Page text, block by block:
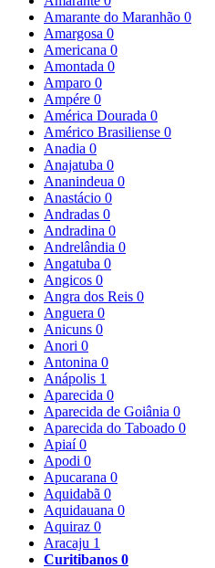
Amarante do Maranhão 0
Amargosa 0
Americana 0
Amontada 0
Amparo 0
Ampére 0
América Dourada 0
Américo Brasiliense 0
Anadia 0
Anajatuba 0
Ananindeua 0
Anastácio 0
Andradas 0
Andradina 0
Andrelândia 0
Angatuba 0
Angicos 0
Angra dos Reis 0
Anguera 0
Anicuns 0
Anori 0
Antonina 0
Anápolis 1
Aparecida 0
Aparecida de Goiânia 0
Aparecida do Taboado 0
Apiaí0
Apodi 0
Apucarana 0
Aquidabã 0
Aquidauana 0
Aquiraz 0
Aracaju 1
Curitibanos 0